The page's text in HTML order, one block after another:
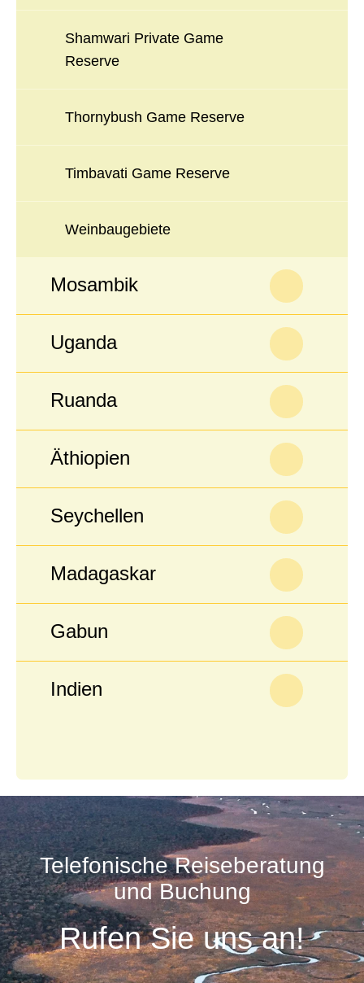
Shamwari Private Game
Reserve
Thornybush Game Reserve
Timbavati Game Reserve
Weinbaugebiete
Mosambik
Uganda
Ruanda
Äthiopien
Seychellen
Madagaskar
Gabun
Indien
Telefonische Reiseberatung
und Buchung
Rufen Sie uns an!